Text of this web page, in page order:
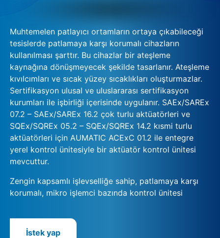
Muhtemelen patlayıcı ortamların ortaya çıkabileceği
tesislerde patlamaya karşı korumalı cihazların
kullanılması şarttır. Bu cihazlar bir ateşleme
kaynağına dönüşmeyecek şekilde tasarlanır. Ateşleme
kıvılcımları ve sıcak yüzey sıcaklıkları oluşturmazlar.
Sertifikasyon ulusal ve uluslararası sertifikasyon
kurumları ile işbirliği içerisinde uygulanır. SAEx/SAREx
07.2 – SAEx/SAREx 16.2 çok turlu aktüatörleri ve
SQEx/SQREx 05.2 – SQEx/SQREx 14.2 kısmi turlu
aktüatörleri için AUMATIC ACExC 01.2 ile entegre
yerel kontrol ünitesiyle bir aktüatör kontrol ünitesi
mevcuttur.
Zengin kapsamlı işlevselliğe sahip, patlamaya karşı
korumalı, mikro işlemci bazında kontrol ünitesi
İstek yap